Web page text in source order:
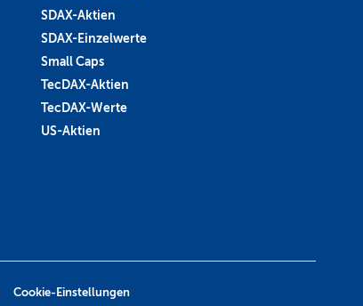
SDAX-Aktien
SDAX-Einzelwerte
Small Caps
TecDAX-Aktien
TecDAX-Werte
US-Aktien
Cookie-Einstellungen